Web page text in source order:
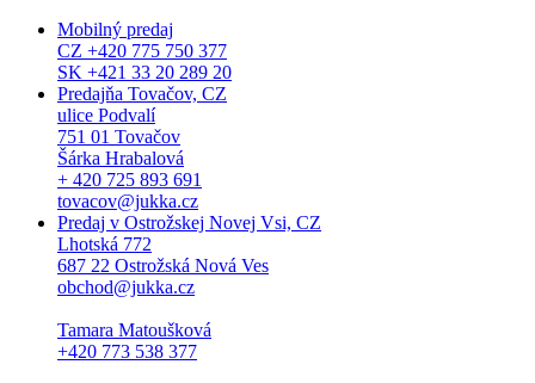
Mobilný predaj
CZ +420 775 750 377
SK +421 33 20 289 20
Predajňa Tovačov, CZ
ulice Podvalí
751 01 Tovačov
Šárka Hrabalová
+ 420 725 893 691
tovacov@jukka.cz
Predaj v Ostrožskej Novej Vsi, CZ
Lhotská 772
687 22 Ostrožská Nová Ves
obchod@jukka.cz
Tamara Matoušková
+420 773 538 377